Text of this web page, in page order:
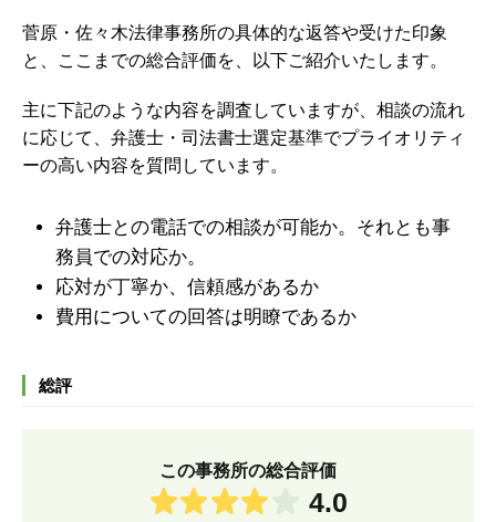
菅原・佐々木法律事務所の具体的な返答や受けた印象
と、ここまでの総合評価を、以下ご紹介いたします。
主に下記のような内容を調査していますが、 相談の流れ
に応じて、弁護士・司法書士選定基準でプライオリティ
ーの高い内容を質問しています。
弁護士との電話での相談が可能か。それとも事
務員での対応か。
応対が丁寧か、信頼感があるか
費用についての回答は明瞭であるか
総評
この事務所の総合評価
4.0